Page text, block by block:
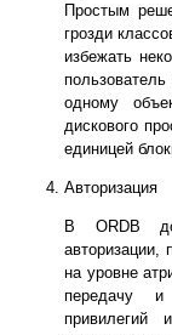
Простым
грозди
избежать
одному
дискового
единицей
Авторизация
В ORDB
на уровне
передачу и
привилегий